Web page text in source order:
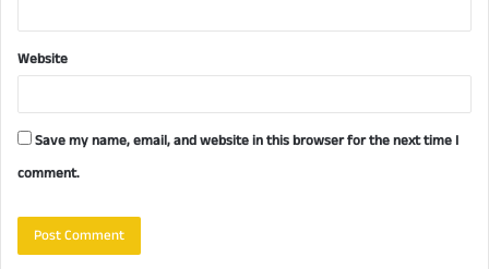
Website
Save my name, email, and website in this browser for the next time I
comment.